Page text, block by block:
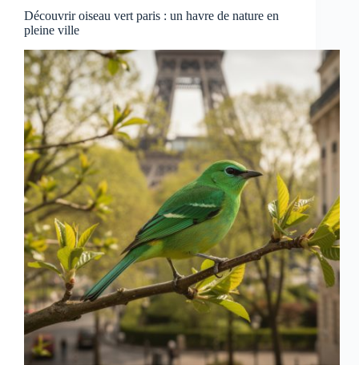
Découvrir oiseau vert paris : un havre de nature en
pleine ville